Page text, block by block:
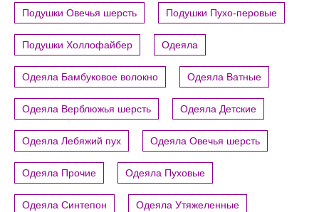
Подушки Овечья шерсть Подушки Пухо-перовые
Подушки Холлофайбер Одеяла
Одеяла Бамбуковое волокно Одеяла Ватные
Одеяла Верблюжья шерсть Одеяла Детские
Одеяла Лебяжий пух Одеяла Овечья шерсть
Одеяла Прочие Одеяла Пуховые
Одеяла Синтепон Одеяла Утяжеленные